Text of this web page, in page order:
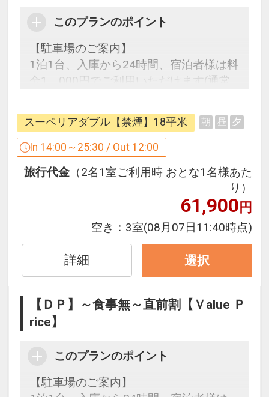
このプランのポイント
【駐車場のご案内】
1泊1台、入庫から24時間、宿泊者様は料
金1，000円でご利用いただけます(通常
途中の入出庫も自由！
※駐車券をチェックイン時にフロントに
てご提示ください
□7階～12階で、お部屋の広さ18平米
■ベッドはシモンズ社で、ゆったり
160cm幅ダブルベッドを採用
《デラックスダブルルーム》
■ベッドはシモンズ社で、ゆったり
160cm幅ダブルベッドを採用
□7階～12階で、お部屋の広さ27～28平
スーペリアダブル【禁煙】18平米 朝 昼 夕
In 14:00～25:30 / Out 12:00
旅行代金 （2名1室ご利用時 おとな1名様あた
り）
61,900円
空き： 3室(08月07日11:40時点)
詳細 選択
【ＤＰ】～食事無～直前割【Ｖalue Ｐ
rice】
このプランのポイント
【駐車場のご案内】